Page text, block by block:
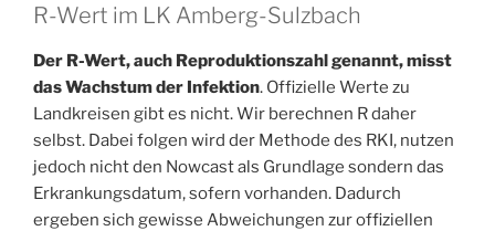
R-Wert im LK Amberg-Sulzbach
Der R-Wert, auch Reproduktionszahl genannt, misst
das Wachstum der Infektion. Offizielle Werte zu
Landkreisen gibt es nicht. Wir berechnen R daher
selbst. Dabei folgen wird der Methode des RKI, nutzen
jedoch nicht den Nowcast als Grundlage sondern das
Erkrankungsdatum, sofern vorhanden. Dadurch
ergeben sich gewisse Abweichungen zur offiziellen